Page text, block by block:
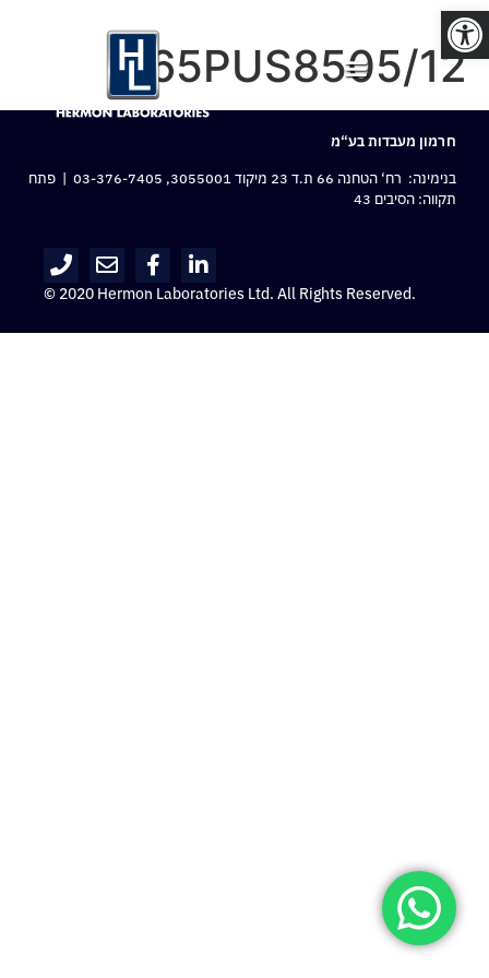
פתח סרגל נגישות
65PUS8505/12
חרמון מעבדות בע“מ
בנימינה: רח‘ הטחנה 66 ת.ד 23 מיקוד 3055001,
03-376-7405 | פתח
תקווה: הסיבים 43
© 2020 Hermon Laboratories Ltd. All Rights Reserved.